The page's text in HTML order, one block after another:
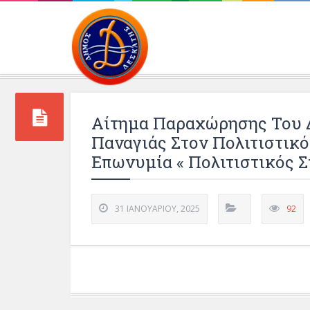
Αίτημα Παραχώρησης Του
Παναγιάς Στον
Επωνυμία « Πολιτιστικός
31 ΙΑΝΟΥΑΡΊΟΥ, 2025 92